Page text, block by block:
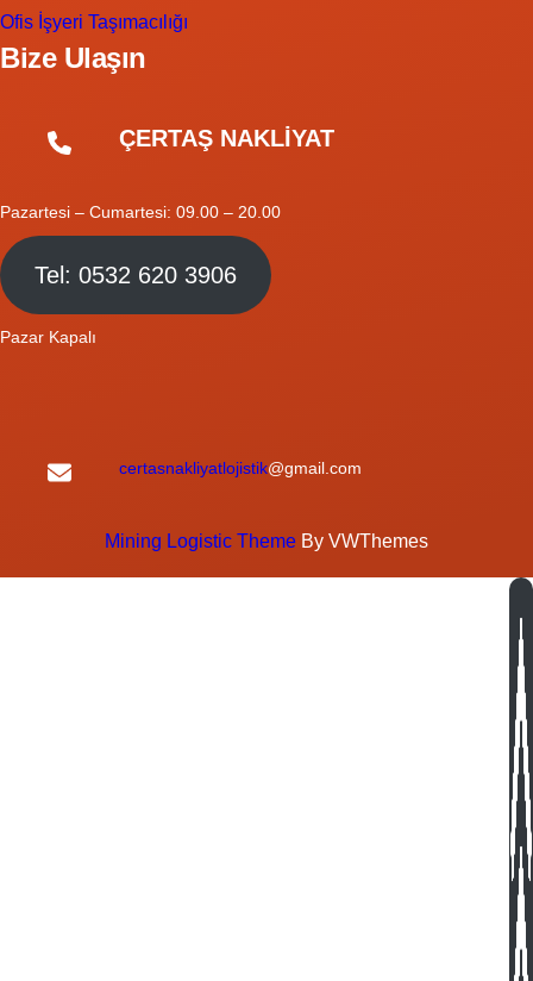
Ofis İşyeri Taşımacılığı
Bize Ulaşın
ÇERTAŞ NAKLİYAT
Pazartesi – Cumartesi: 09.00 – 20.00
Tel: 0532 620 3906
Pazar Kapalı
certasnakliyatlojistik@gmail.com
Mining Logistic Theme By VWThemes